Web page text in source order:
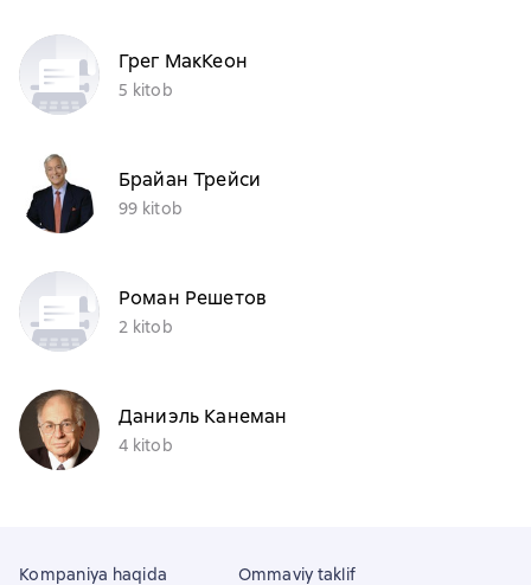
Грег МакКеон
5 kitob
Брайан Трейси
99 kitob
Роман Решетов
2 kitob
Даниэль Канеман
4 kitob
Kompaniya haqida Ommaviy taklif